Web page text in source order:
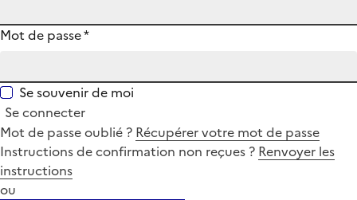
Mot de passe*
Se souvenir de moi
Se connecter
Mot de passe oublié ? Récupérer votre mot de passe
Instructions de confirmation non reçues ? Renvoyer les
instructions
ou